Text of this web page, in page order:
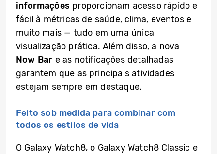
informações proporcionam acesso rápido e
fácil à métricas de saúde, clima, eventos e
muito mais — tudo em uma única
visualização prática. Além disso, a nova
Now Bar e as notificações detalhadas
garantem que as principais atividades
estejam sempre em destaque.
Feito sob medida para combinar com
todos os estilos de vida
O Galaxy Watch8, o Galaxy Watch8 Classic e